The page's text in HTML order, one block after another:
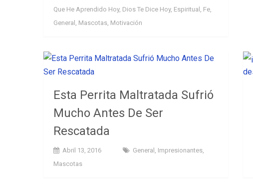
Que He Aprendido Hoy, Dios Te Dice Hoy, Espiritual Fe
General
Mascotas Motivación
Esta Perrita Maltratada Sufrió
Mucho Antes De Ser
Rescatada
Abril 13, 2016 General Impresionantes
Mascotas